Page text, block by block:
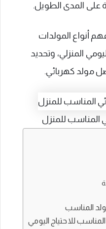
على المدى الطويل.
أنواع المولدات
المنزلي، وتحديد
مولد كهربائي.
المناسب للمنزل
المناسب
المناسب للاحتياج اليومي